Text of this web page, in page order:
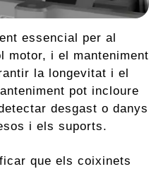
essencial per al
motor, i el manteniment
la longevitat i el
pot incloure
desgast o danys
i els suports.
que els coixinets